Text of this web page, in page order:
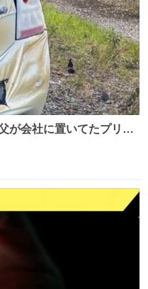
が会社に置いてたプリウ
バッテリーイカれてた
のトラックも一部燃えた
。